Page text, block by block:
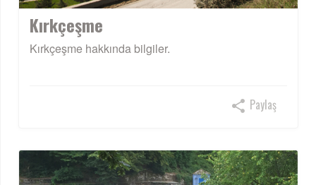
Kırkçeşme
Kırkçeşme hakkında bilgiler.
Paylaş